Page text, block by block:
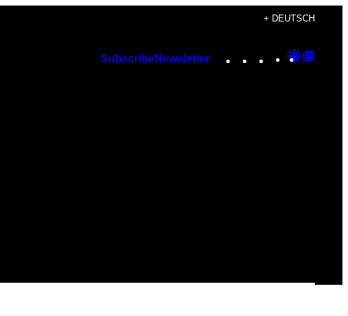
+ DEUTSCH
SubscribeNewsletter Instagram
TikTok
YouTube
Google